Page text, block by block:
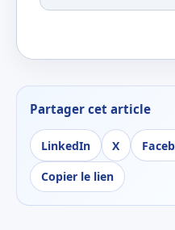
Partager cet article
LinkedIn X
Copier le lien